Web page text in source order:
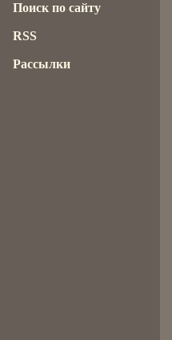
Поиск по сайту
RSS
Рассылки